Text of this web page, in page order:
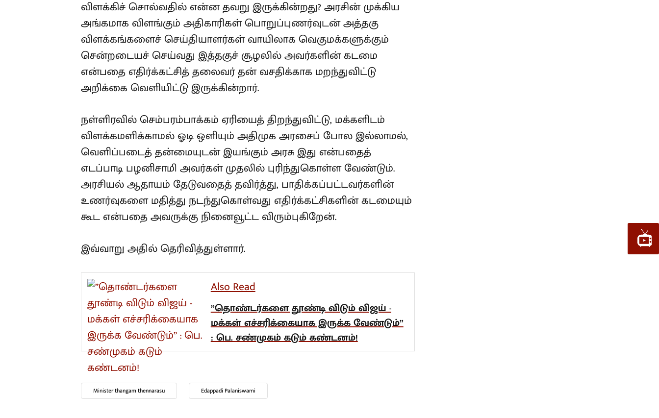
விளக்கிச் சொல்வதில் என்ன தவறு இருக்கின்றது? அரசின் முக்கிய
அங்கமாக விளங்கும் அதிகாரிகள் பொறுப்புணர்வுடன் அத்தகு
விளக்கங்களைச் செய்தியாளர்கள் வாயிலாக வெகுமக்களுக்கும்
சென்றடையச் செய்வது இத்தகுச் சூழலில் அவர்களின் கடமை
என்பதை எதிர்க்கட்சித் தலைவர் தன் வசதிக்காக மறந்துவிட்டு
அறிக்கை வெளியிட்டு இருக்கின்றார்.
நள்ளிரவில் செம்பரம்பாக்கம் ஏரியைத் திறந்துவிட்டு, மக்களிடம்
விளக்கமளிக்காமல் ஓடி ஒளியும் அதிமுக அரசைப் போல இல்லாமல்,
வெளிப்படைத் தன்மையுடன் இயங்கும் அரசு இது என்பதைத்
எடப்பாடி பழனிசாமி அவர்கள் முதலில் புரிந்துகொள்ள வேண்டும்.
அரசியல் ஆதாயம் தேடுவதைத் தவிர்த்து, பாதிக்கப்பட்டவர்களின்
உணர்வுகளை மதித்து நடந்துகொள்வது எதிர்க்கட்சிகளின் கடமையும்
கூட என்பதை அவருக்கு நினைவூட்ட விரும்புகிறேன்.
இவ்வாறு அதில் தெரிவித்துள்ளார்.
Also Read
”தொண்டர்களை தூண்டி விடும் விஜய் -
மக்கள் எச்சரிக்கையாக இருக்க வேண்டும்”
: பெ. சண்முகம் கடும் கண்டனம்!
Minister thangam thennarasu Edappadi Palaniswami